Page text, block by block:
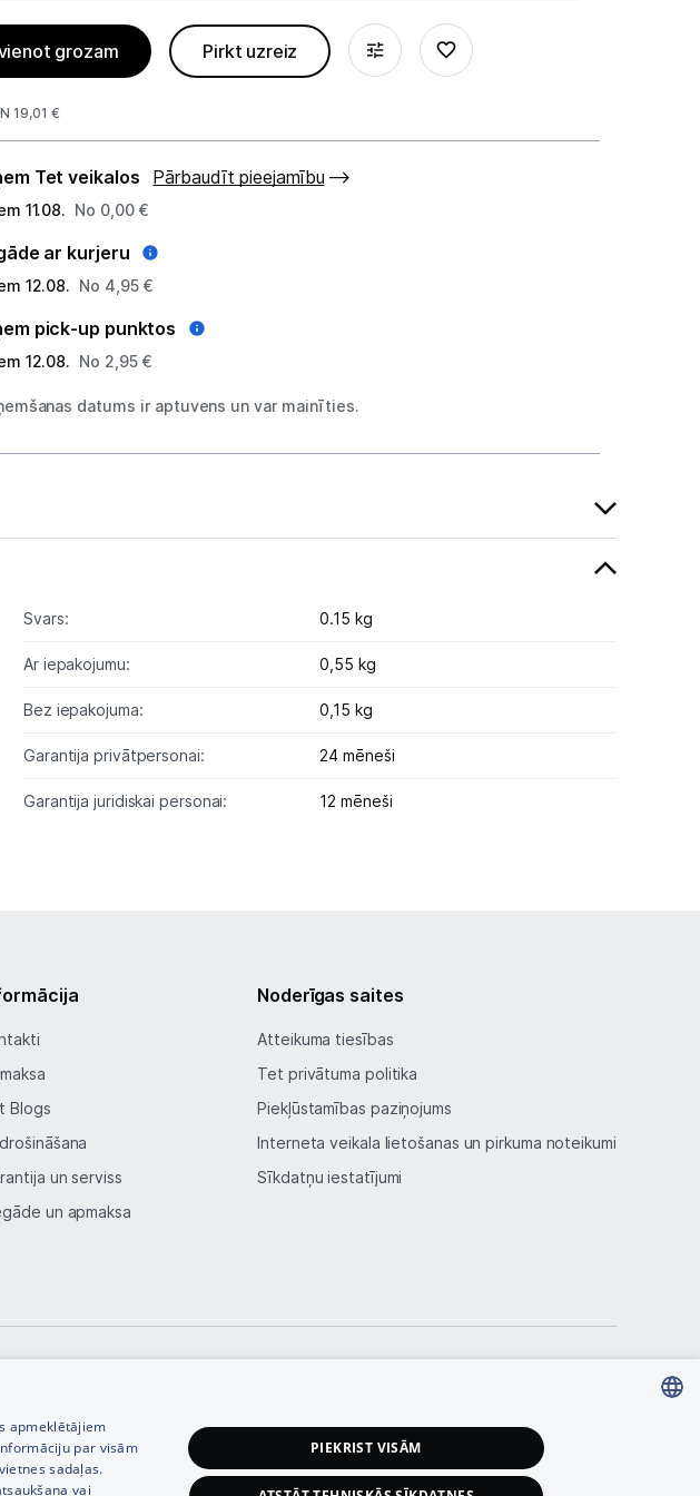
grozam Pirkt uzreiz
19,01 €
Tet veikalos Pārbaudīt pieejamību
11.08. No 0,00 €
ar kurjeru
12.08. No 4,95 €
pick-up punktos
12.08. No 2,95 €
datums ir aptuvens un var mainīties.
Svars: 0.15 kg
Ar iepakojumu: 0,55 kg
Bez iepakojuma: 0,15 kg
Garantija privātpersonai: 24 mēneši
Garantija juridiskai personai: 12 mēneši
Blogs
un serviss
un apmaksa
Noderīgas saites
Atteikuma tiesības
Tet privātuma politika
Piekļūstamības paziņojums
Interneta veikala lietošanas un pirkuma noteikumi
Sīkdatņu iestatījumi
apmeklētājiem
par visām
sadaļas.
vai
PIEKRIST VISĀM